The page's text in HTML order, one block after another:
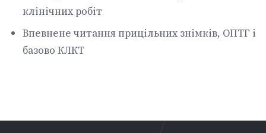
клінічних робіт
Впевнене читання прицільних знімків, ОПТГ і
базово КЛКТ